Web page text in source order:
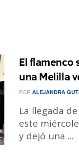
El flamenco
una Melilla
POR ALEJANDRA
La llegada
este
y dejó una ...